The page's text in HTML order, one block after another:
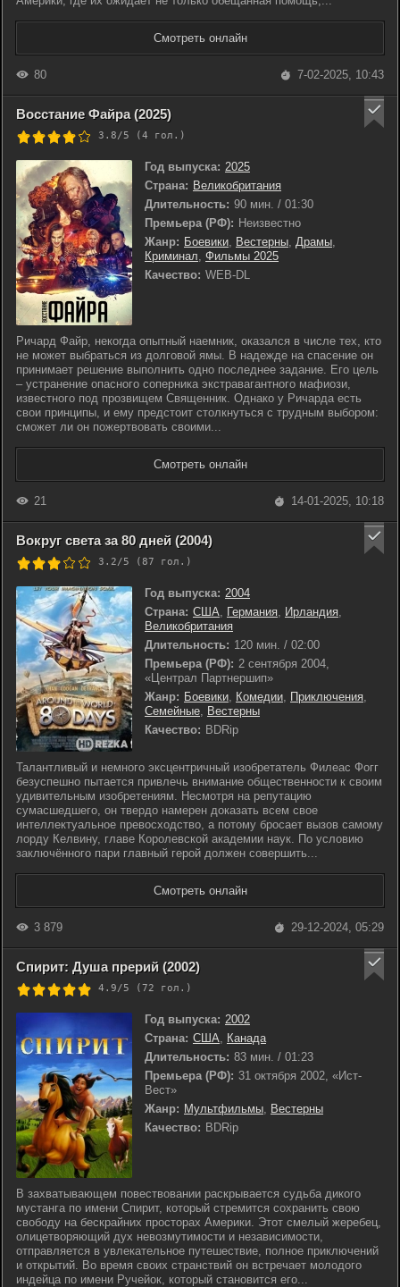
Смотреть онлайн
80 7-02-2025, 10:43
Восстание Файра (2025)
3.8/5 (4 гол.)
Год выпуска: 2025
Страна: Великобритания
Длительность: 90 мин. / 01:30
Премьера (РФ): Неизвестно
Жанр: Боевики, Вестерны, Драмы,
Криминал, Фильмы 2025
Качество: WEB-DL
Ричард Файр, некогда опытный наемник, оказался в числе тех, кто
не может выбраться из долговой ямы. В надежде на спасение он
принимает решение выполнить одно последнее задание. Его цель
– устранение опасного соперника экстравагантного мафиози,
известного под прозвищем Священник. Однако у Ричарда есть
свои принципы, и ему предстоит столкнуться с трудным выбором:
сможет ли он пожертвовать своими...
Смотреть онлайн
21 14-01-2025, 10:18
Вокруг света за 80 дней (2004)
3.2/5 (87 гол.)
Год выпуска: 2004
Страна: США, Германия, Ирландия,
Великобритания
Длительность: 120 мин. / 02:00
Премьера (РФ): 2 сентября 2004,
«Централ Партнершип»
Жанр: Боевики, Комедии, Приключения,
Семейные, Вестерны
Качество: BDRip
Талантливый и немного эксцентричный изобретатель Филеас Фогг
безуспешно пытается привлечь внимание общественности к своим
удивительным изобретениям. Несмотря на репутацию
сумасшедшего, он твердо намерен доказать всем свое
интеллектуальное превосходство, а потому бросает вызов самому
лорду Келвину, главе Королевской академии наук. По условию
заключённого пари главный герой должен совершить...
Смотреть онлайн
3 879 29-12-2024, 05:29
Спирит: Душа прерий (2002)
4.9/5 (72 гол.)
Год выпуска: 2002
Страна: США, Канада
Длительность: 83 мин. / 01:23
Премьера (РФ): 31 октября 2002, «Ист-
Вест»
Жанр: Мультфильмы, Вестерны
Качество: BDRip
В захватывающем повествовании раскрывается судьба дикого
мустанга по имени Спирит, который стремится сохранить свою
свободу на бескрайних просторах Америки. Этот смелый жеребец,
олицетворяющий дух невозмутимости и независимости,
отправляется в увлекательное путешествие, полное приключений
и открытий. Во время своих странствий он встречает молодого
индейца по имени Ручейок, который становится его...